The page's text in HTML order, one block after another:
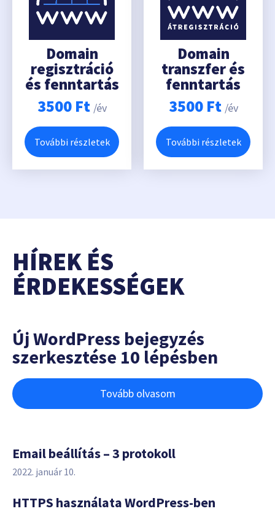
Domain
regisztráció
és fenntartás
3500 Ft /év
További részletek
Domain
transzfer és
fenntartás
3500 Ft /év
További részletek
HÍREK ÉS
ÉRDEKESSÉGEK
Új WordPress bejegyzés
szerkesztése 10 lépésben
Tovább olvasom
Email beállítás – 3 protokoll
2022. január 10.
HTTPS használata WordPress-ben